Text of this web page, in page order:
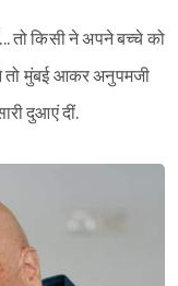
तो किसी ने अपने बच्चे को
तो मुंबई आकर अनुपमजी
दुआएं दीं.